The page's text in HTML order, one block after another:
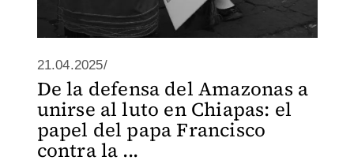
21.04.2025/
De la defensa del Amazonas a
unirse al luto en Chiapas: el
papel del papa Francisco
contra la ...